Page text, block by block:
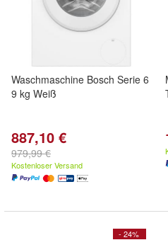
Waschmaschine Bosch Serie 6
9 kg Weiß
887,10 €
979,99 €
Kostenloser Versand
- 24%